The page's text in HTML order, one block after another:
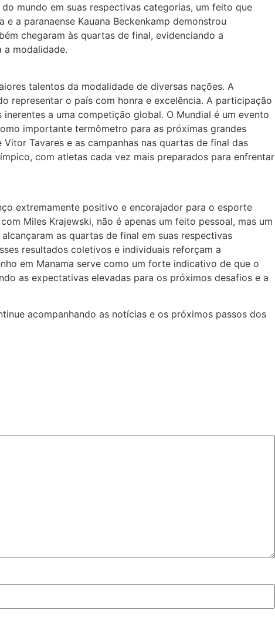
mundo em suas respectivas categorias, um feito que
a paranaense Kauana Beckenkamp demonstrou
chegaram às quartas de final, evidenciando a
a modalidade.
talentos da modalidade de diversas nações. A
representar o país com honra e excelência. A participação
a uma competição global. O Mundial é um evento
importante termômetro para as próximas grandes
Tavares e as campanhas nas quartas de final das
com atletas cada vez mais preparados para enfrentar
extremamente positivo e encorajador para o esporte
Miles Krajewski, não é apenas um feito pessoal, mas um
as quartas de final em suas respectivas
resultados coletivos e individuais reforçam a
em Manama serve como um forte indicativo de que o
as expectativas elevadas para os próximos desafios e a
acompanhando as notícias e os próximos passos dos